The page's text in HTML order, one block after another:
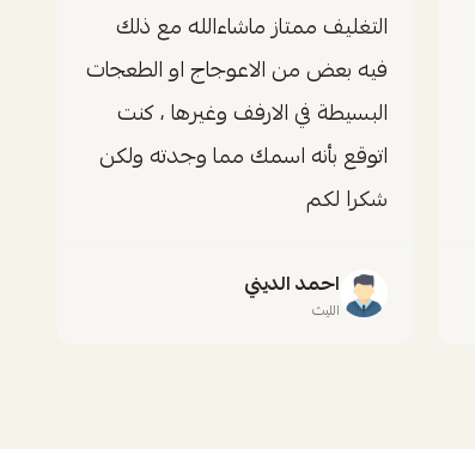
التغليف ممتاز ماشاءالله مع ذلك
فيه بعض من الاعوجاج او الطعجات
البسيطة في الارفف وغيرها ، كنت
اتوقع بأنه اسمك مما وجدته ولكن
شكرا لكم
احمد الديني
الليث